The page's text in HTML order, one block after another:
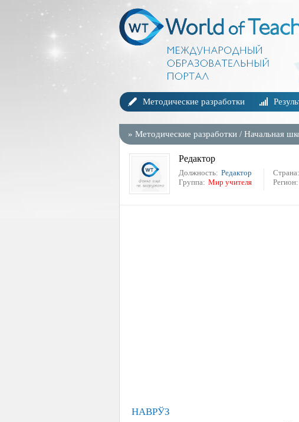
Методические разработки
» Методические разработки / Начальная
Редактор
Должность: Редактор
Группа: Мир учителя
Страна:
Регион:
НАВРЎЗ